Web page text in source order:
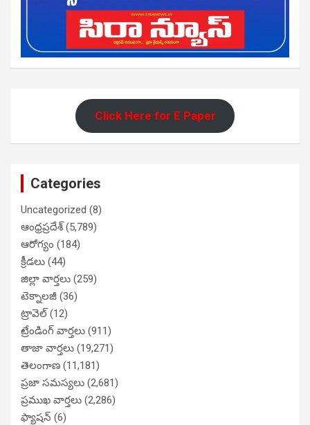
Click Here for E Paper
Categories
Uncategorized (8)
ఆంధ్రప్రదేశ్(5,789)
ఆరోగ్యం (184)
క్రీడలు (44)
జిల్లా వార్తలు (259)
టెక్నాలజీ (36)
ట్రావెల్(12)
ట్రేండింగ్ వార్తలు (911)
తాజా వార్తలు (19,271)
తెలంగాణ (11,181)
ప్రజా సమస్యలు (2,681)
ప్రముఖ వార్తలు (2,286)
ఫ్యాషన్ (6)